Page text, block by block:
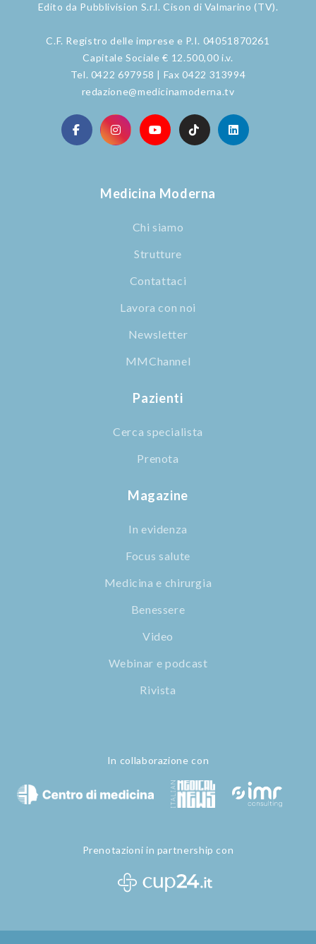
Edito da Pubblivision S.r.l. Cison di Valmarino (TV).
C.F. Registro delle imprese e P.I. 04051870261
Capitale Sociale € 12.500,00 i.v.
Tel. 0422 697958 | Fax 0422 313994
redazione@medicinamoderna.tv
Medicina Moderna
Chi siamo
Strutture
Contattaci
Lavora con noi
Newsletter
MMChannel
Pazienti
Cerca specialista
Prenota
Magazine
In evidenza
Focus salute
Medicina e chirurgia
Benessere
Video
Webinar e podcast
Rivista
In collaborazione con
Prenotazioni in partnership con